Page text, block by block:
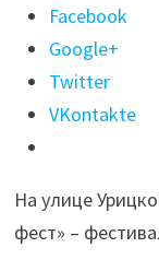
Поделиться
"Модный
показ
прошел
в
День
Facebook
Google+
Twitter
VKontakte
На улице
фест» –